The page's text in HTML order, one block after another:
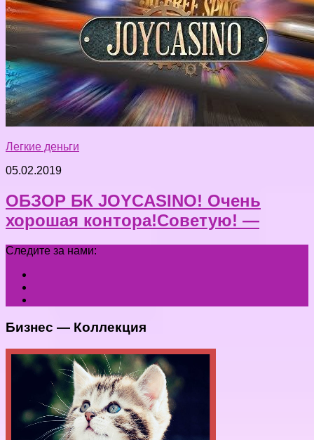
Легкие деньги
05.02.2019
ОБЗОР БК JOYCASINO! Очень
хорошая контора!Советую! —
Следите за нами:
Бизнес — Коллекция